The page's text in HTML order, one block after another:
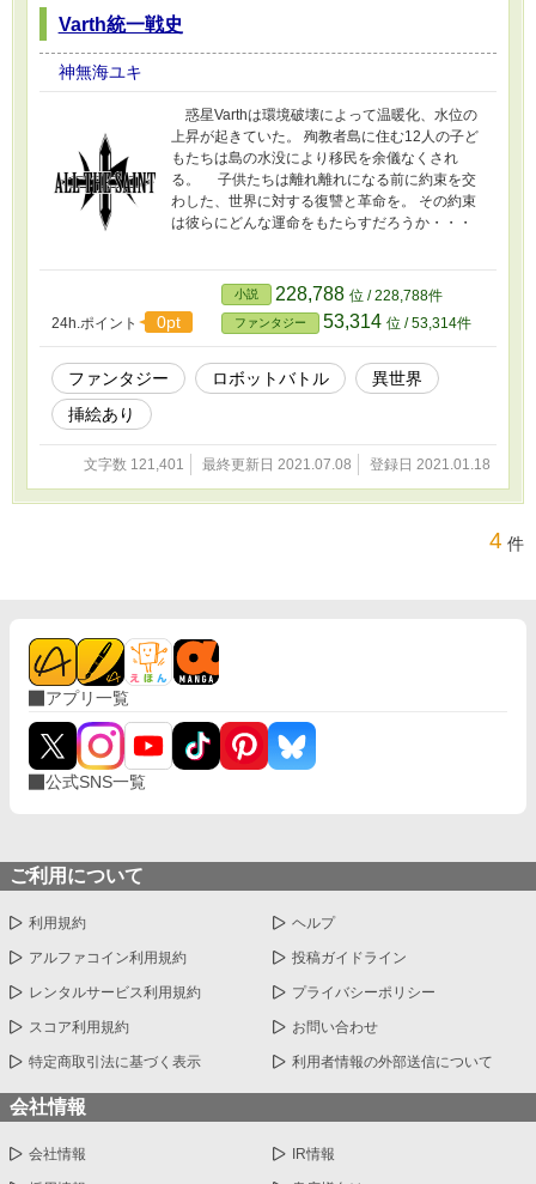
Varth統一戦史
神無海ユキ
惑星Varthは環境破壊によって温暖化、水位の
上昇が起きていた。 殉教者島に住む12人の子ど
もたちは島の水没により移民を余儀なくされ
る。 子供たちは離れ離れになる前に約束を交
わした、世界に対する復讐と革命を。 その約束
は彼らにどんな運命をもたらすだろうか・・・
24h.ポイント 0pt
小説 228,788 位 / 228,788件
ファンタジー 53,314 位 / 53,314件
ファンタジー ロボットバトル
異世界
挿絵あり
文字数 121,401 最終更新日 2021.07.08 登録日 2021.01.18
4 件
アプリ一覧
公式SNS一覧
ご利用について
利用規約 ヘルプ
アルファコイン利用規約 投稿ガイドライン
レンタルサービス利用規約 プライバシーポリシー
スコア利用規約 お問い合わせ
特定商取引法に基づく表示 利用者情報の外部送信について
会社情報
会社情報 IR情報